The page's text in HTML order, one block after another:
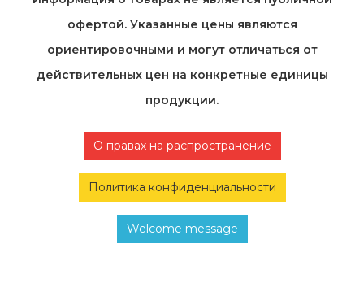
офертой. Указанные цены являются
ориентировочными и могут отличаться от
действительных цен на конкретные единицы
продукции.
О правах на распространение
Политика конфиденциальности
Welcome message